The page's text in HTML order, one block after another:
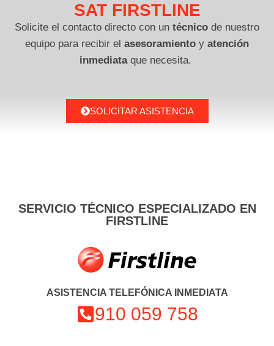
SAT FIRSTLINE
Solicite el contacto directo con un técnico de nuestro
equipo para recibir el asesoramiento y atención
inmediataque necesita.
SOLICITAR ASISTENCIA
SERVICIO TÉCNICO ESPECIALIZADO EN
FIRSTLINE
ASISTENCIA TELEFÓNICA INMEDIATA
910 059 758